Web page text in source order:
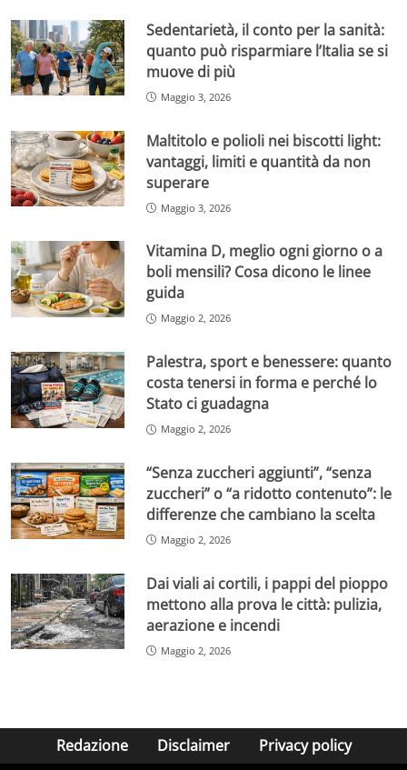
Sedentarietà, il conto per la sanità:
quanto può risparmiare l’Italia se si
muove di più
Maggio 3, 2026
Maltitolo e polioli nei biscotti light:
vantaggi, limiti e quantità da non
superare
Maggio 3, 2026
Vitamina D, meglio ogni giorno o a
boli mensili? Cosa dicono le linee
guida
Maggio 2, 2026
Palestra, sport e benessere: quanto
costa tenersi in forma e perché lo
Stato ci guadagna
Maggio 2, 2026
“Senza zuccheri aggiunti”, “senza
zuccheri” o “a ridotto contenuto”: le
differenze che cambiano la scelta
Maggio 2, 2026
Dai viali ai cortili, i pappi del pioppo
mettono alla prova le città: pulizia,
aerazione e incendi
Maggio 2, 2026
Redazione Disclaimer Privacy policy